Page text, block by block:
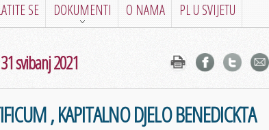
SE DOKUMENTI O NAMA PL U SVIJETU
svibanj 2021
, KAPITALNO DJELO BENEDICKTA